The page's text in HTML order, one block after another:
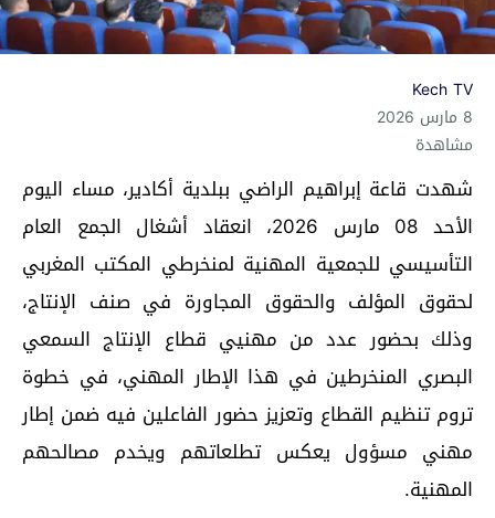
Kech TV
8 مارس 2026
مشاهدة
شهدت قاعة إبراهيم الراضي ببلدية أكادير، مساء اليوم
الأحد 08 مارس 2026، انعقاد أشغال الجمع العام
التأسيسي للجمعية المهنية لمنخرطي المكتب المغربي
لحقوق المؤلف والحقوق المجاورة في صنف الإنتاج،
وذلك بحضور عدد من مهنيي قطاع الإنتاج السمعي
البصري المنخرطين في هذا الإطار المهني، في خطوة
تروم تنظيم القطاع وتعزيز حضور الفاعلين فيه ضمن إطار
مهني مسؤول يعكس تطلعاتهم ويخدم مصالحهم
المهنية.